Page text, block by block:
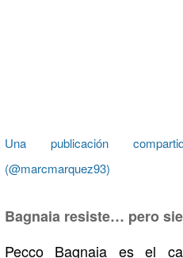
Una publicación
(@marcmarquez93)
Bagnaia resiste… pero
Pecco Bagnaia es el